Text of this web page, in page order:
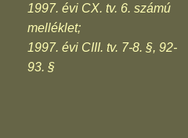
1997. évi CX. tv. 6. számú
melléklet;
1997. évi CIII. tv. 7-8. §, 92-
93. §